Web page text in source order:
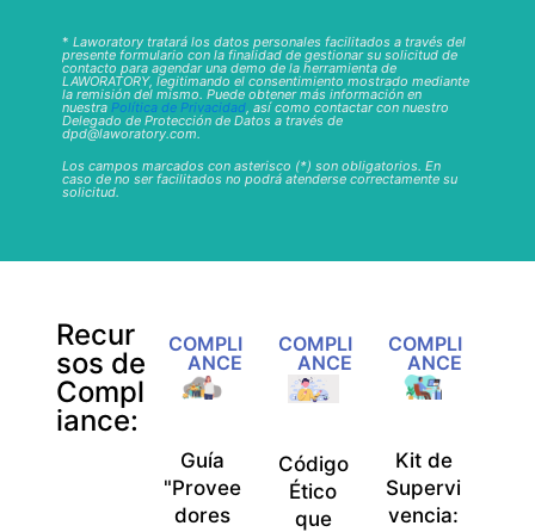
* Laworatory tratará los datos personales facilitados a través del
presente formulario con la finalidad de gestionar su solicitud de
contacto para agendar una demo de la herramienta de
LAWORATORY, legitimando el consentimiento mostrado mediante
la remisión del mismo. Puede obtener más información en
nuestra Política de Privacidad, así como contactar con nuestro
Delegado de Protección de Datos a través de
dpd@laworatory.com.
Los campos marcados con asterisco (*) son obligatorios. En
caso de no ser facilitados no podrá atenderse correctamente su
solicitud.
Recur
sos de
Compl
iance:
COMPLI
ANCE
Guía
"Provee
dores
COMPLI
ANCE
Código
Ético
que
COMPLI
ANCE
Kit de
Supervi
vencia: